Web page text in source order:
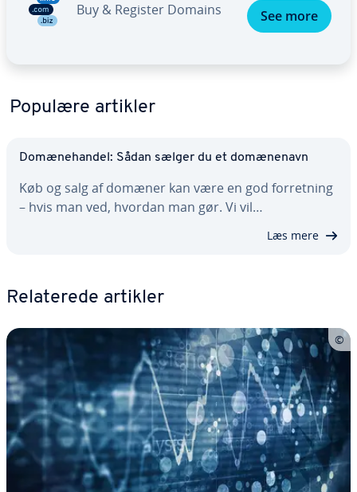
Buy & Register Domains See more
Populære artikler
Do­mæ­ne­han­del: Sådan sælger du et do­mæ­ne­navn
Køb og salg af domæner kan være en god for­ret­ning
– hvis man ved, hvordan man gør. Vi vil…
Læs mere
Re­la­te­re­de artikler